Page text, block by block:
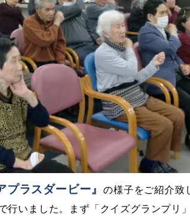
プラスダービー』の様子をご紹介致
行いました。まず「クイズグランプリ」